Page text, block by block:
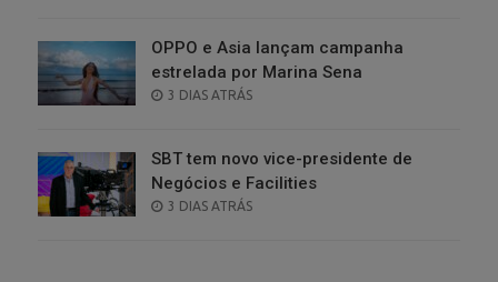
OPPO e Asia lançam campanha
estrelada por Marina Sena
POSTED
3 DIAS ATRÁS
SBT tem novo vice-presidente de
Negócios e Facilities
POSTED
3 DIAS ATRÁS